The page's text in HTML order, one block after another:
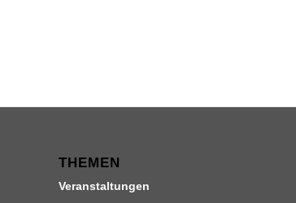
THEMEN
Veranstaltungen